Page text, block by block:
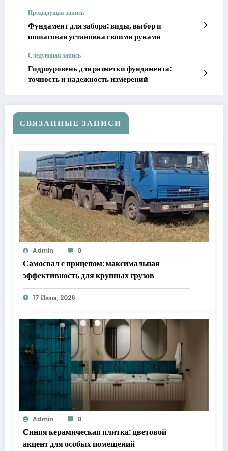
Предыдущая запись
Фундамент для забора: виды, выбор и
пошаговая установка своими руками
Следующая запись
Гидроуровень для разметки фундамента:
точность и надежность измерений
СВЯЗАННЫЕ ЗАПИСИ
Admin 0
Самосвал с прицепом: максимальная
эффективность для крупных грузов
17 Июня, 2026
Admin 0
Синяя керамическая плитка: цветовой
акцент для особых помещений